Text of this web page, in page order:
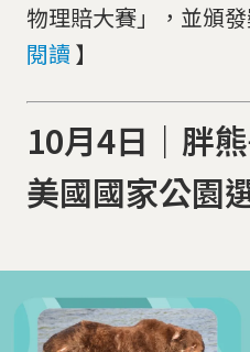
物理賠大賽」，並頒
閱讀 】
10月4日｜胖
美國國家公園